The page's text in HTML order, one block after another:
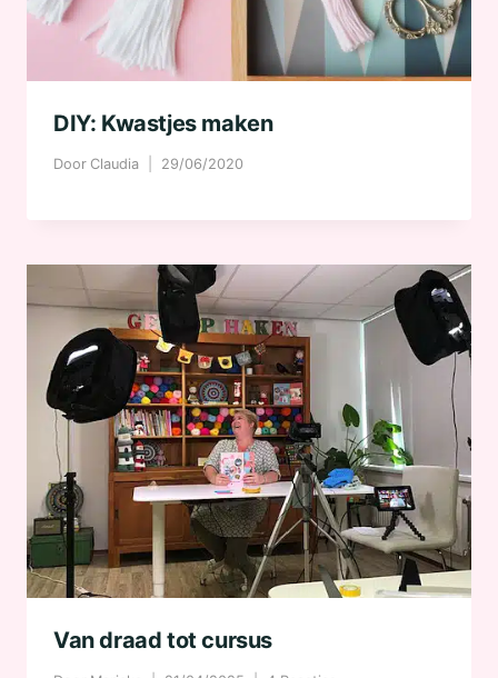
DIY: Kwastjes maken
Door Claudia 29/06/2020
Van draad tot cursus